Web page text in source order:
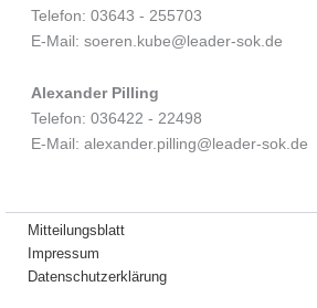
Telefon: 03643 - 255703
E-Mail: soeren.kube@leader-sok.de
Alexander Pilling
Telefon: 036422 - 22498
E-Mail: alexander.pilling@leader-sok.de
Mitteilungsblatt
Impressum
Datenschutzerklärung